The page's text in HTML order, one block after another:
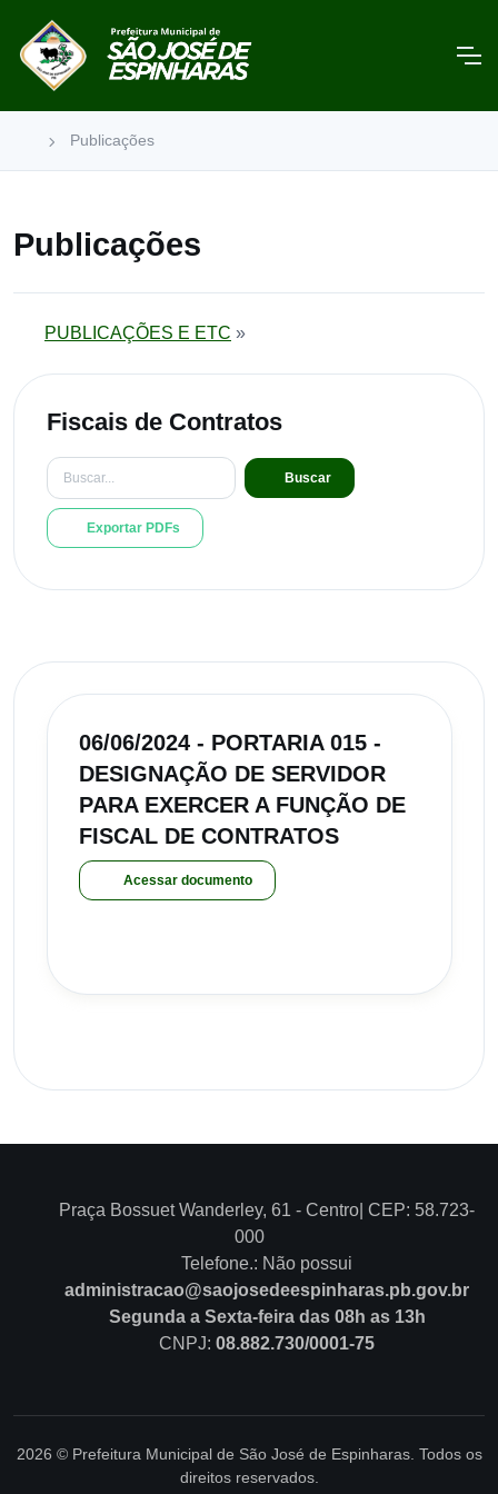
Publicações
Publicações
PUBLICAÇÕES E ETC »
Fiscais de Contratos
Buscar
Exportar PDFs
06/06/2024 - PORTARIA 015 -
DESIGNAÇÃO DE SERVIDOR
PARA EXERCER A FUNÇÃO DE
FISCAL DE CONTRATOS
Acessar documento
Praça Bossuet Wanderley, 61 - Centro| CEP: 58.723-
000
Telefone.: Não possui
administracao@saojosedeespinharas.pb.gov.br
Segunda a Sexta-feira das 08h as 13h
CNPJ: 08.882.730/0001-75
2026 © Prefeitura Municipal de São José de Espinharas. Todos os
direitos reservados.